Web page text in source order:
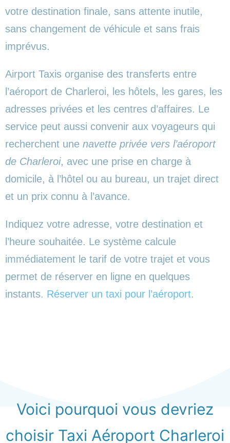
votre destination finale, sans attente inutile,
sans changement de véhicule et sans frais
imprévus.
Airport Taxis organise des transferts entre
l’aéroport de Charleroi, les hôtels, les gares, les
adresses privées et les centres d’affaires. Le
service peut aussi convenir aux voyageurs qui
recherchent une navette privée vers l’aéroport
de Charleroi, avec une prise en charge à
domicile, à l’hôtel ou au bureau, un trajet direct
et un prix connu à l’avance.
Indiquez votre adresse, votre destination et
l’heure souhaitée. Le système calcule
immédiatement le tarif de votre trajet et vous
permet de réserver en ligne en quelques
instants. Réserver un taxi pour l’aéroport.
Voici pourquoi vous devriez
choisir Taxi Aéroport Charleroi